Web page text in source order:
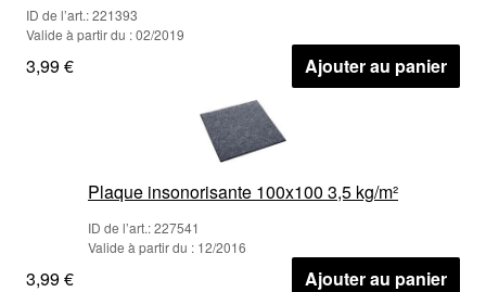
ID de l’art.: 221393
Valide à partir du : 02/2019
3,99 € Ajouter au panier
Plaque insonorisante 100x100 3,5 kg/m²
ID de l’art.: 227541
Valide à partir du : 12/2016
3,99 € Ajouter au panier